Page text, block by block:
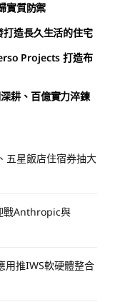
實質防禦
造長久生活的住宅
Projects 打造布
耕、百億實力淬鍊
五星飯店住宿券抽大
戰Anthropic與
用推IWS軟硬體整合